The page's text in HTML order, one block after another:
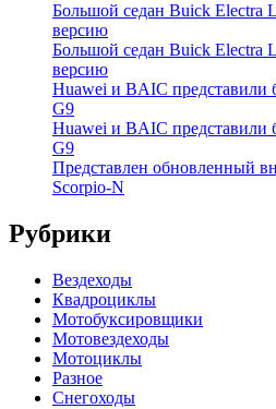
Большой седан Buick Electra
версию
Большой седан Buick Electra
версию
Huawei и BAIC представили
G9
Huawei и BAIC представили
G9
Представлен обновленный
Scorpio-N
Рубрики
Вездеходы
Квадроциклы
Мотобуксировщики
Мотовездеходы
Мотоциклы
Разное
Снегоходы